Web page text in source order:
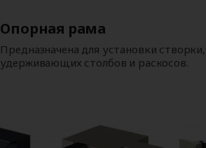
Опорная рама
Предназначена для установки створки,
удерживающих столбов и раскосов.